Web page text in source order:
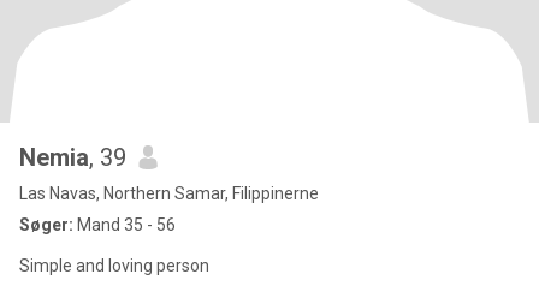
Nemia, 39
Las Navas, Northern Samar, Filippinerne
Søger: Mand 35 - 56
Simple and loving person